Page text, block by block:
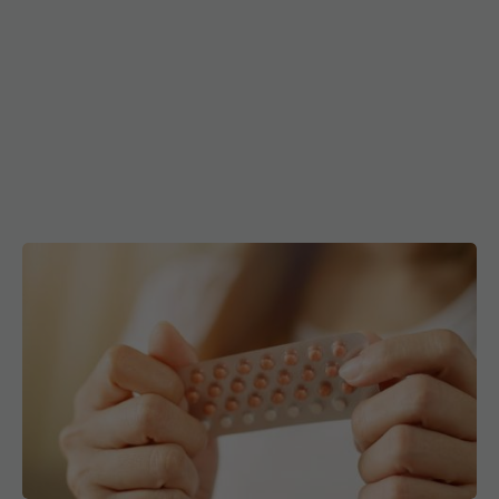
Studiu pe 3 milioane de femei: unele
contraceptive hormonale ar putea crește riscul